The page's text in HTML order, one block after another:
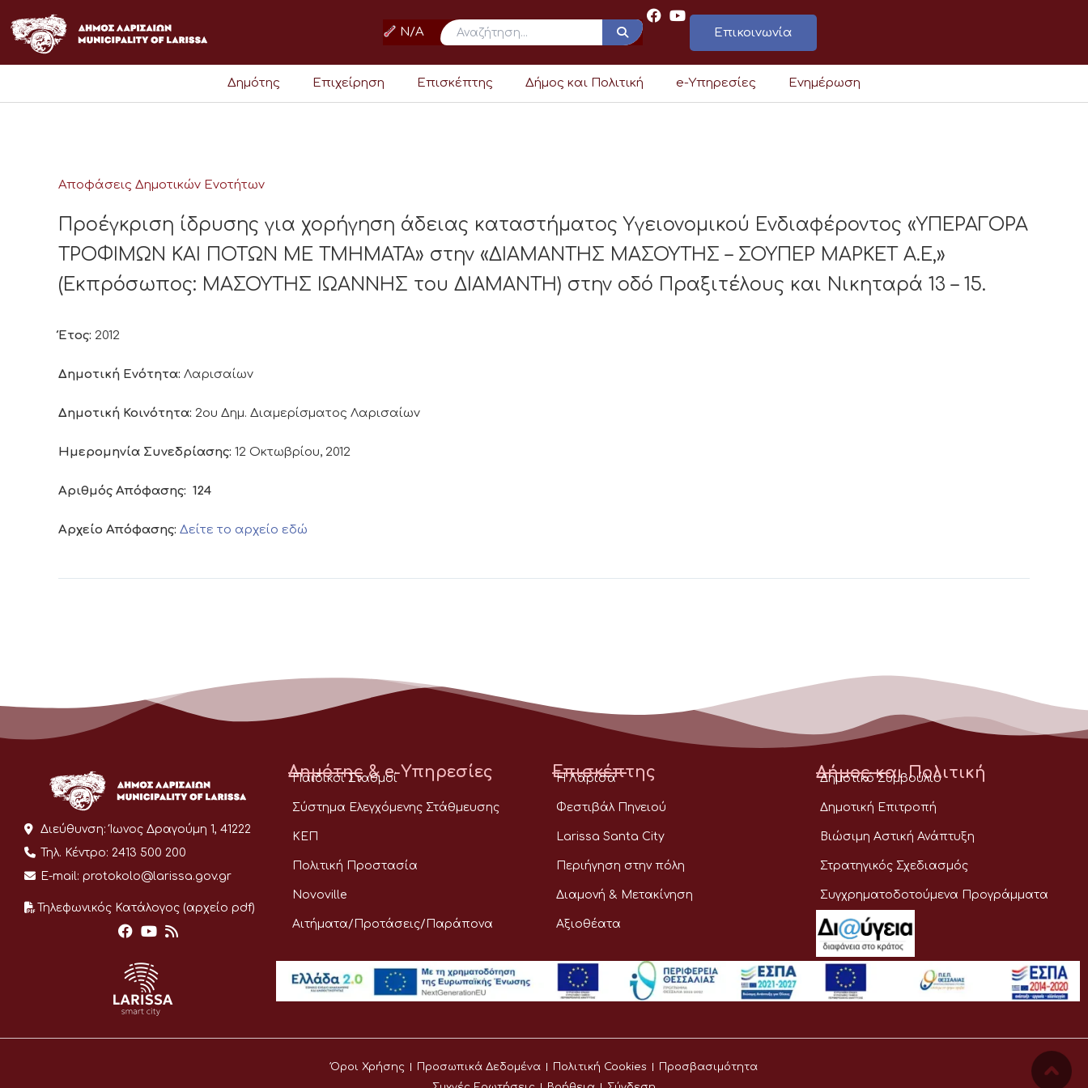
στο
περιεχόμενο
N/A Επικοινωνία
Δημότης Επιχείρηση Επισκέπτης Δήμος και Πολιτική e-Υπηρεσίες Ενημέρωση
Αποφάσεις Δημοτικών Ενοτήτων
Προέγκριση ίδρυσης για χορήγηση άδειας καταστήματος Υγειονομικού Ενδιαφέροντος «ΥΠΕΡΑΓΟΡΑ
ΤΡΟΦΙΜΩΝ ΚΑΙ ΠΟΤΩΝ ΜΕ ΤΜΗΜΑΤΑ» στην «ΔΙΑΜΑΝΤΗΣ ΜΑΣΟΥΤΗΣ – ΣΟΥΠΕΡ ΜΑΡΚΕΤ Α.Ε,»
(Εκπρόσωπος: ΜΑΣΟΥΤΗΣ ΙΩΑΝΝΗΣ του ΔΙΑΜΑΝΤΗ) στην οδό Πραξιτέλους και Νικηταρά 13 – 15.
Έτος: 2012
Δημοτική Ενότητα: Λαρισαίων
Δημοτική Κοινότητα: 2ου Δημ. Διαμερίσματος Λαρισαίων
Ημερομηνία Συνεδρίασης: 12 Οκτωβρίου, 2012
Αριθμός Απόφασης: 124
Αρχείο Απόφασης: Δείτε το αρχείο εδώ
Διεύθυνση: Ίωνος Δραγούμη 1, 41222
Τηλ. Κέντρο: 2413 500 200
E-mail: protokolo@larissa.gov.gr
Τηλεφωνικός Κατάλογος (αρχείο pdf)
Δημότης & e-Υπηρεσίες
Παιδικοί Σταθμοί
Σύστημα Ελεγχόμενης Στάθμευσης
ΚΕΠ
Πολιτική Προστασία
Novoville
Αιτήματα/Προτάσεις/Παράπονα
Επισκέπτης
Η Λάρισα
Φεστιβάλ Πηνειού
Larissa Santa City
Περιήγηση στην πόλη
Διαμονή & Μετακίνηση
Αξιοθέατα
Δήμος και Πολιτική
Δημοτικό Συμβούλιο
Δημοτική Επιτροπή
Βιώσιμη Αστική Ανάπτυξη
Στρατηγικός Σχεδιασμός
Συγχρηματοδοτούμενα Προγράμματα
Όροι Χρήσης Προσωπικά Δεδομένα Πολιτική Cookies
Προσβασιμότητα